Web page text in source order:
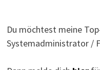
Du möchtest meine
Systemadministrator /